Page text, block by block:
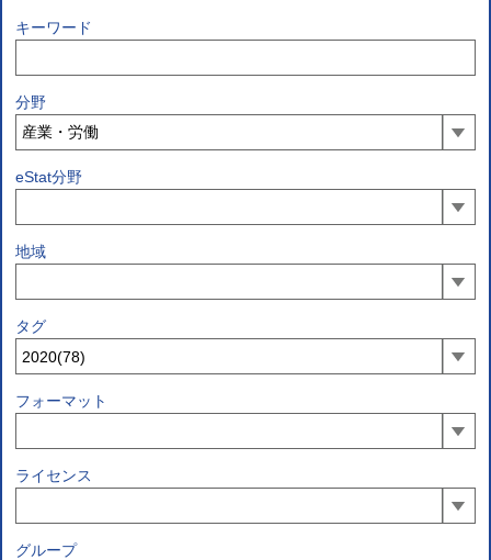
キーワード
分野
eStat分野
地域
タグ
フォーマット
ライセンス
グループ